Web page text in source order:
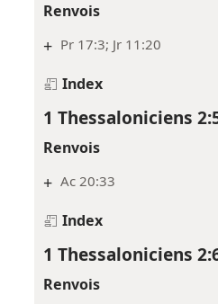
Renvois
+ Pr 17:3; Jr 11:20
Index
1 Thessaloniciens
Renvois
+ Ac 20:33
Index
1 Thessaloniciens
Renvois